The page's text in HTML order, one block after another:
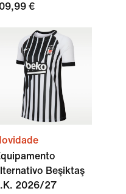
€
Beşiktaş
2026/27